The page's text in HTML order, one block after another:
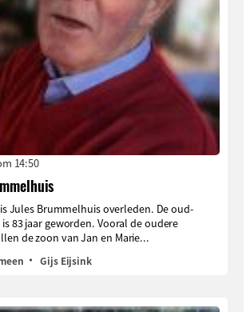
14:50
Jules Brummelhuis overleden. De oud-
83 jaar geworden. Vooral de oudere
de zoon van Jan en Marie...
Gijs Eijsink